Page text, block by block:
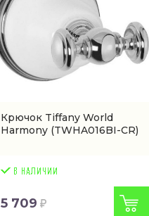
Крючок Tiffany World
Harmony (TWHA016BI-CR)
5 709